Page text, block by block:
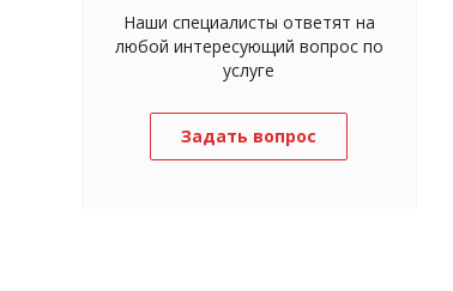
Наши специалисты ответят на
любой интересующий вопрос по
услуге
Задать вопрос